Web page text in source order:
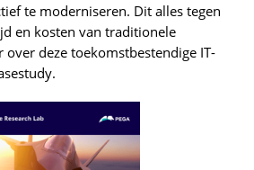
te moderniseren. Dit alles tegen
en kosten van traditionele
over deze toekomstbestendige IT-